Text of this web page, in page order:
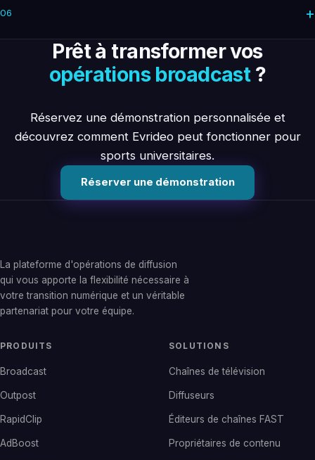
06 +
Prêt à transformer vos
opérations broadcast?
Réservez une démonstration personnalisée et
découvrez comment Evrideo peut fonctionner pour
sports universitaires.
Réserver une démonstration
La plateforme d'opérations de diffusion
qui vous apporte la flexibilité nécessaire à
votre transition numérique et un véritable
partenariat pour votre équipe.
PRODUITS
Broadcast
Outpost
RapidClip
AdBoost
SOLUTIONS
Chaînes de télévision
Diffuseurs
Éditeurs de chaînes FAST
Propriétaires de contenu